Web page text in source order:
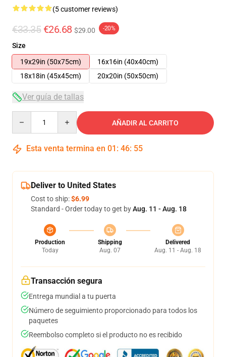
(5 customer reviews)
€33.35 €26.68 $29.00 -20%
Size
19x29in (50x75cm)
16x16in (40x40cm)
18x18in (45x45cm)
20x20in (50x50cm)
Ver guía de tallas
AÑADIR AL CARRITO
Esta venta termina en 01 : 46: 54
Deliver to United States
Cost to ship:$6.99
Standard - Order today to get byAug. 11 - Aug. 18
Production
Today
Shipping
Aug. 07
Delivered
Aug. 11 - Aug. 18
Transacción segura
Entrega mundial a tu puerta
Número de seguimiento proporcionado para todos los
paquetes
Reembolso completo si el producto no es recibido